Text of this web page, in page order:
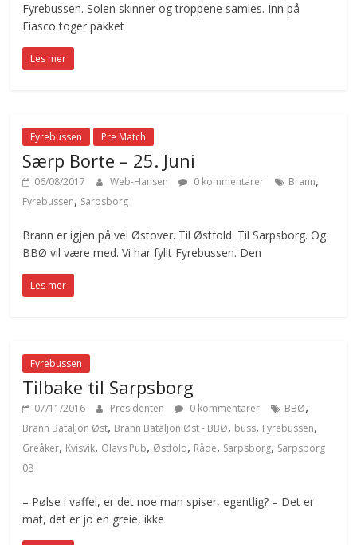
Fyrebussen. Solen skinner og troppene samles. Inn på
Fiasco toger pakket
Les mer
Fyrebussen Pre Match
Særp Borte – 25. Juni
06/08/2017 Web-Hansen 0 kommentarer Brann,
Fyrebussen, Sarpsborg
Brann er igjen på vei Østover. Til Østfold. Til Sarpsborg. Og
BBØ vil være med. Vi har fyllt Fyrebussen. Den
Les mer
Fyrebussen
Tilbake til Sarpsborg
07/11/2016 Presidenten 0 kommentarer BBØ,
Brann Bataljon Øst, Brann Bataljon Øst - BBØ, buss, Fyrebussen,
Greåker, Kvisvik, Olavs Pub, Østfold, Råde, Sarpsborg, Sarpsborg
08
– Pølse i vaffel, er det noe man spiser, egentlig? – Det er
mat, det er jo en greie, ikke